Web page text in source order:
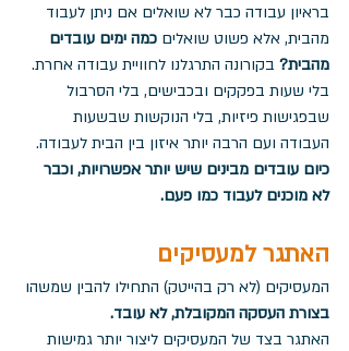
בראיון עבודה כבר לא שואלים אם ניתן לעבוד
מהבית, אלא פשוט שואלים כמה ימים עובדים
מהבית? בקורונה התרגלנו לחוויית עבודה אחרת.
בלי שעות בפקקים ובכבישים, בלי הסרבול
שבפגישות פיזיות, בלי הנוקשות שבשעות
העבודה ועם הרבה יותר איזון בין הבית לעבודה.
כיום עובדים מבינים שיש יותר אפשרויות, וכבר
לא מוכנים לעבוד כמו פעם.
האתגר למעסיקים
המעסיקים (לא רק בהייטק) התחילו להבין שמשהו
בצורת העסקה המקובלת, לא עובד.
האתגר בצד של המעסיקים ליצור יותר גמישות